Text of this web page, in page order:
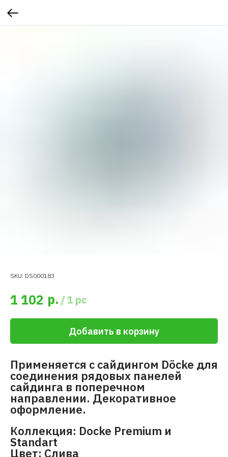
SKU: DS000183
1 102 р. /1 pc
Добавить в корзину
Применяется с сайдингом Döcke для
соединения рядовых панелей
сайдинга в поперечном
направлении. Декоративное
оформление.
Коллекция: Docke Premium и
Standart
Цвет: Слива